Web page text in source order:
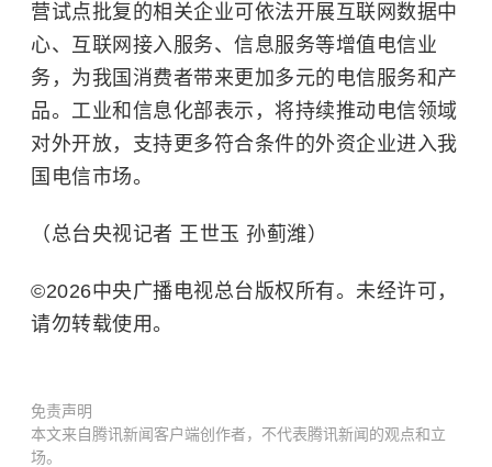
营试点批复的相关企业可依法开展互联网数据中
心、互联网接入服务、信息服务等增值电信业
务，为我国消费者带来更加多元的电信服务和产
品。工业和信息化部表示，将持续推动电信领域
对外开放，支持更多符合条件的外资企业进入我
国电信市场。
（总台央视记者 王世玉 孙蓟潍）
©2026中央广播电视总台版权所有。未经许可，
请勿转载使用。
免责声明
本文来自腾讯新闻客户端创作者，不代表腾讯新闻的观点和立
场。